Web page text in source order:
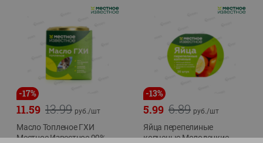
-17%
13.99
11.59 руб./шт
Масло Топленое ГХИ
Местное Известное 99%
-13%
6.89
5.99 руб./шт
Яйца перепелиные
копченые Молодецкие